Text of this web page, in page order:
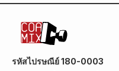
รหัสไปรษณีย์ 180-0003